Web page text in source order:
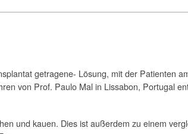
getragene- Lösung, mit der Patienten
von Prof. Paulo Mal in Lissabon, Portugal
und kauen. Dies ist außerdem zu einem